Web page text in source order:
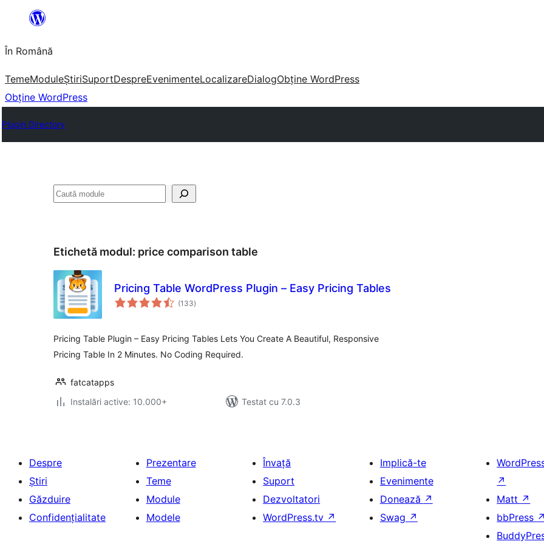
conținut
În Română
TemeModuleȘtiriSuportDespreEvenimenteLocalizareDialogObține WordPress
Obține WordPress
Plugin Directory
Caută
Etichetă modul: price comparison table
Pricing Table WordPress Plugin – Easy Pricing Tables
(133total
aprecieri
)
Pricing Table Plugin – Easy Pricing Tables Lets You Create A Beautiful, Responsive
Pricing Table In 2 Minutes. No Coding Required.
fatcatapps
Instalări active: 10.000+
Testat cu 7.0.3
Despre
Știri
Găzduire
Confidențialitate
Prezentare
Teme
Module
Modele
Învață
Suport
Dezvoltatori
WordPress.tv ↗
Implică-te
Evenimente
Donează ↗
Swag ↗
↗
Matt ↗
bbPress ↗